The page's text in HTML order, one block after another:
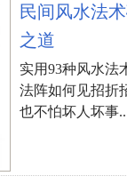
民间风水法
之道
实用93种风水法
法阵如何见招折
也不怕坏人坏事